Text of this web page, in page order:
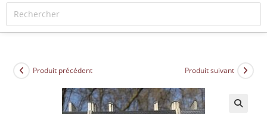
Produit précédent Produit suivant